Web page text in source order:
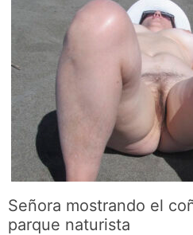
Señora mostrando el
parque naturista